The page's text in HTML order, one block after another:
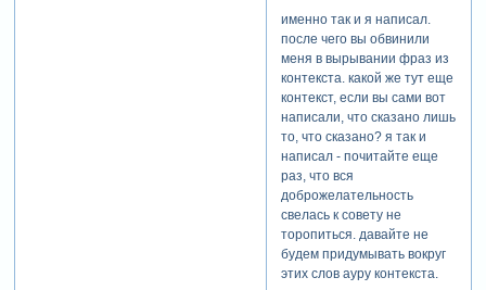
понравилась - слова
отдельно, музыка от слов
отвлекает напрочь,
сворачивая на "мы
выбираем, нас выбирают",
набор рыжеволосых
картинок сам по себе, ни
тебе сюжета по канве
песни, ни сюжета по
видеоряду, ни целостности
цветовой гаммы
композиции, видеоряд и
применённые стили не
передают абсолютно
про свою
"новичковость",
то есть, по-
русски
выражаясь,
врёт.
вышло
некрасиво как-
то очень, и
говорить о
человеке в
третьем лице,
когда задать
интересующий
именно так и я написал.
после чего вы обвинили
меня в вырывании фраз из
контекста. какой же тут еще
контекст, если вы сами вот
написали, что сказано лишь
то, что сказано? я так и
написал - почитайте еще
раз, что вся
доброжелательность
свелась к совету не
торопиться. давайте не
будем придумывать вокруг
этих слов ауру контекста.